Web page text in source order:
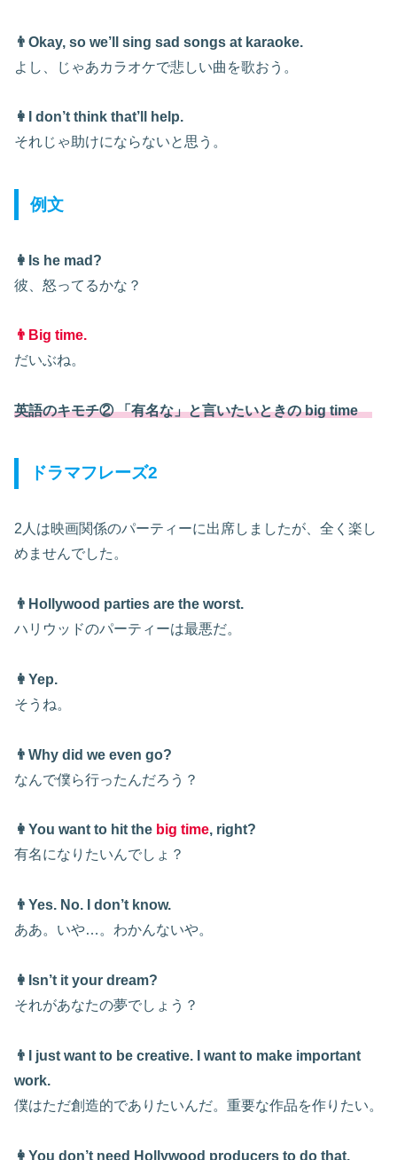
👨Okay, so we’ll sing sad songs at karaoke.
よし、じゃあカラオケで悲しい曲を歌おう。
👩I don’t think that’ll help.
それじゃ助けにならないと思う。
例文
👩Is he mad?
彼、怒ってるかな？
👨Big time.
だいぶね。
英語のキモチ② 「有名な」と言いたいときの big time
ドラマフレーズ2
2人は映画関係のパーティーに出席しましたが、全く楽し
めませんでした。
👨Hollywood parties are the worst.
ハリウッドのパーティーは最悪だ。
👩Yep.
そうね。
👨Why did we even go?
なんで僕ら行ったんだろう？
👩You want to hit the big time, right?
有名になりたいんでしょ？
👨Yes. No. I don’t know.
ああ。いや…。わかんないや。
👩Isn’t it your dream?
それがあなたの夢でしょう？
👨I just want to be creative. I want to make important
work.
僕はただ創造的でありたいんだ。重要な作品を作りたい。
👩You don’t need Hollywood producers to do that,